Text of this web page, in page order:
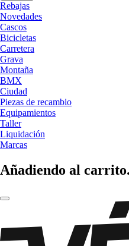
Rebajas
Novedades
Cascos
Bicicletas
Carretera
Grava
Montaña
BMX
Ciudad
Piezas de recambio
Equipamientos
Taller
Liquidación
Marcas
Añadiendo al